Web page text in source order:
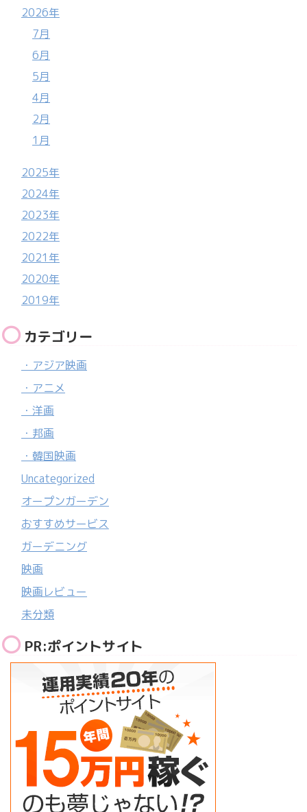
2026年
7月
6月
5月
4月
2月
1月
2025年
2024年
2023年
2022年
2021年
2020年
2019年
カテゴリー
・アジア映画
・アニメ
・洋画
・邦画
・韓国映画
Uncategorized
オープンガーデン
おすすめサービス
ガーデニング
映画
映画レビュー
未分類
PR:ポイントサイト